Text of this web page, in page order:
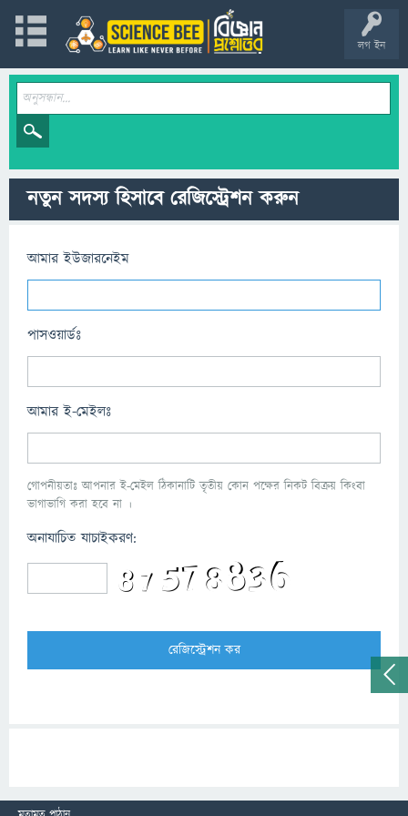
লগ ইন
নতুন সদস্য হিসাবে রেজিস্ট্রেশন করুন
আমার ইউজারনেইম
পাসওয়ার্ডঃ
আমার ই-মেইলঃ
গোপনীয়তাঃ আপনার ই-মেইল ঠিকানাটি তৃতীয় কোন পক্ষের নিকট বিক্রয় কিংবা
ভাগাভাগি করা হবে না ।
অনাযাচিত যাচাইকরণ: